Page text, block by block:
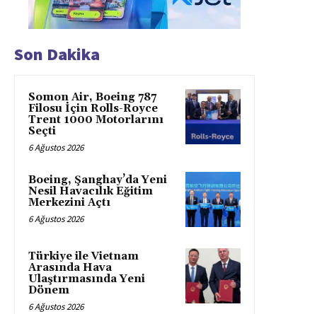
Son Dakika
Somon Air, Boeing 787
Filosu İçin Rolls-Royce
Trent 1000 Motorlarını
Seçti
6 Ağustos 2026
Boeing, Şanghay’da Yeni
Nesil Havacılık Eğitim
Merkezini Açtı
6 Ağustos 2026
Türkiye ile Vietnam
Arasında Hava
Ulaştırmasında Yeni
Dönem
6 Ağustos 2026